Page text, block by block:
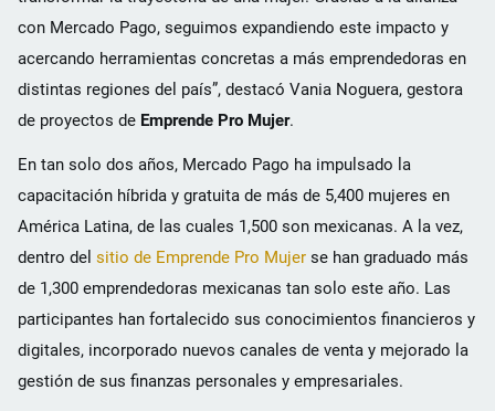
con Mercado Pago, seguimos expandiendo este impacto y
acercando herramientas concretas a más emprendedoras en
distintas regiones del país”, destacó Vania Noguera, gestora
de proyectos de Emprende Pro Mujer.
En tan solo dos años, Mercado Pago ha impulsado la
capacitación híbrida y gratuita de más de 5,400 mujeres en
América Latina, de las cuales 1,500 son mexicanas. A la vez,
dentro del sitio de Emprende Pro Mujer se han graduado más
de 1,300 emprendedoras mexicanas tan solo este año. Las
participantes han fortalecido sus conocimientos financieros y
digitales, incorporado nuevos canales de venta y mejorado la
gestión de sus finanzas personales y empresariales.